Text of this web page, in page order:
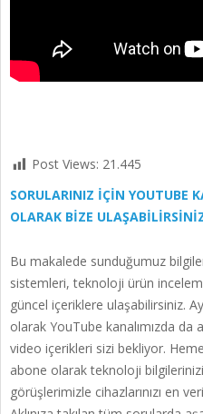
Post Views: 21.445
SORULARINIZ İÇİN YOUTUBE
OLARAK BİZE
Bu makalede sunduğumuz
sistemleri, teknoloji ürün
güncel içeriklere ulaşabilirsiniz.
olarak YouTube kanalımızda da
video içerikleri sizi bekliyor.
abone olarak teknoloji
görüşlerimizle cihazlarınızı en